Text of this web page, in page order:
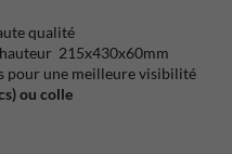
qualité
215x430x60mm
pour une meilleure visibilité
ou colle